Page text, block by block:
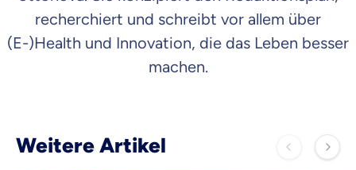
recherchiert und schreibt vor allem über
(E-)Health und Innovation, die das Leben besser
machen.
Weitere Artikel